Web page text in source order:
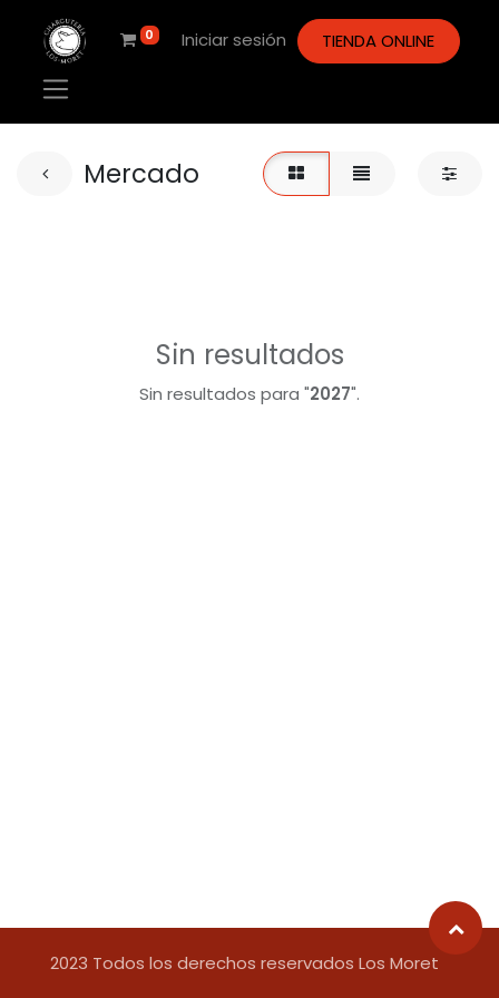
0 Iniciar sesión TIENDA ONLINE
Mercado
Sin resultados
Sin resultados para "2027".
2023 Todos los derechos reservados Los Moret